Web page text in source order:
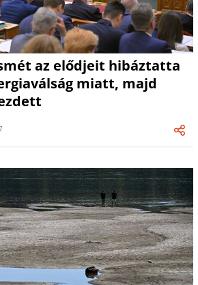
az elődjeit hibáztatta
miatt, majd